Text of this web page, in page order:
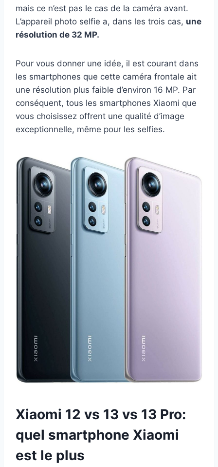
mais ce n’est pas le cas de la caméra avant.
L’appareil photo selfie a, dans les trois cas, une
résolution de 32 MP.
Pour vous donner une idée, il est courant dans
les smartphones que cette caméra frontale ait
une résolution plus faible d’environ 16 MP. Par
conséquent, tous les smartphones Xiaomi que
vous choisissez offrent une qualité d’image
exceptionnelle, même pour les selfies.
Xiaomi 12 vs 13 vs 13 Pro:
quel smartphone Xiaomi
est le plus